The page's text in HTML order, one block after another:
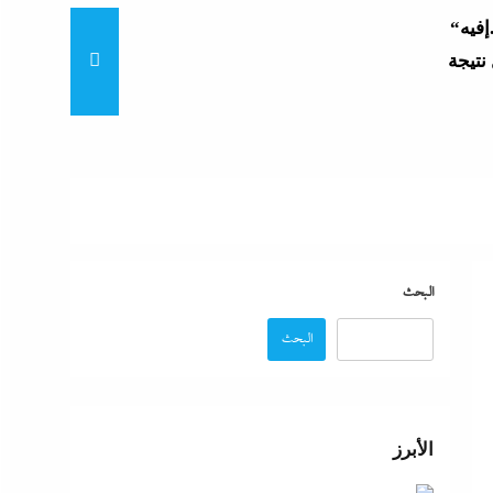
“زغاريد نص الليل للفجر”..إفيه
البحث
البحث
الأبرز